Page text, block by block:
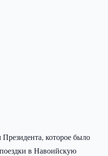
которое было
в Навоийскую